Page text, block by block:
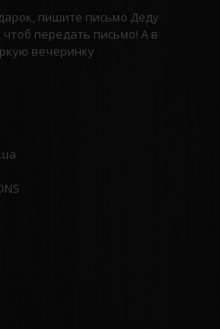
пишите письмо Деду
чтоб передать письмо! А в
вечеринку